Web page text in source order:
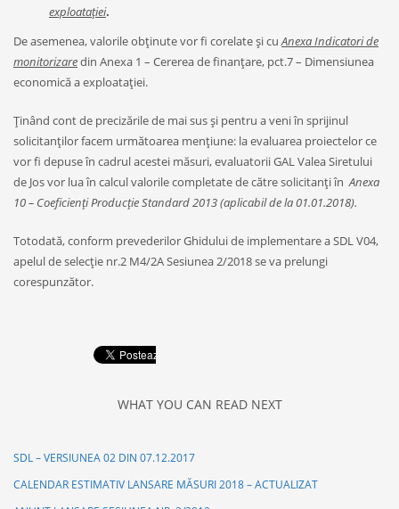
exploatației.
De asemenea, valorile obținute vor fi corelate și cu Anexa Indicatori de
monitorizaredin Anexa 1 – Cererea de finanțare, pct.7 – Dimensiunea
economică a exploatației.
Ținând cont de precizările de mai sus și pentru a veni în sprijinul
solicitanților facem următoarea mențiune: la evaluarea proiectelor ce
vor fi depuse în cadrul acestei măsuri, evaluatorii GAL Valea Siretului
de Jos vor lua în calcul valorile completate de către solicitanți în Anexa
10 – Coeficienți Producție Standard 2013 (aplicabil de la 01.01.2018).
Totodată, conform prevederilor Ghidului de implementare a SDL V04,
apelul de selecție nr.2 M4/2A Sesiunea 2/2018 se va prelungi
corespunzător.
WHAT YOU CAN READ NEXT
SDL – VERSIUNEA 02 DIN 07.12.2017
CALENDAR ESTIMATIV LANSARE MĂSURI 2018 – ACTUALIZAT